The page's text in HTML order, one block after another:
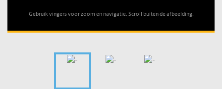
Gebruik vingers voor zoom en navigatie. Scroll buiten de afbeelding.